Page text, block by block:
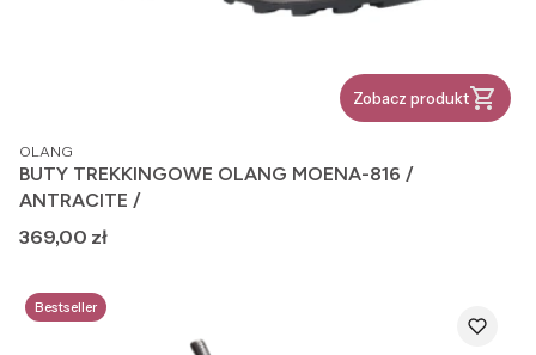
Zobacz produkt
PRODUCENT
OLANG
BUTY TREKKINGOWE OLANG MOENA-816 /
ANTRACITE /
Cena
369,00 zł
Bestseller